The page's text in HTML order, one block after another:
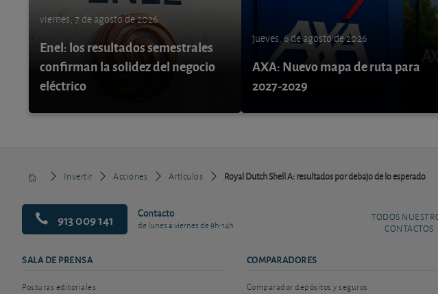
viernes, 7 de agosto de 2026
Enel: los resultados semestrales
confirman la solidez del negocio
eléctrico
jueves, 6 de agosto de 2026
AXA: Nuevo mapa de ruta para
2027-2029
Invertir Acciones Artículos Royal Dutch Shell A: resultados por debajo de lo esperado
913 009 141 Contacto
de lunes a viernes de 9h-14h
TODOS
CONTACTOS
SALA DE PRENSA
Posturas editoriales
COMPARADORES
Comparador depósitos y seguros